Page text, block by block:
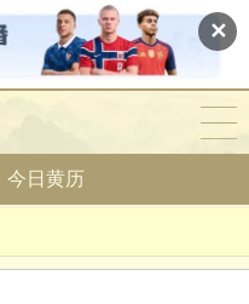
✕
今日黄历